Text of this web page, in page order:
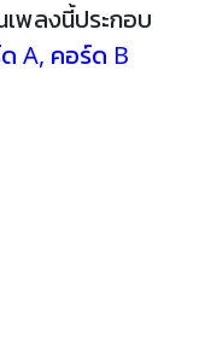
พลงนี้ประกอบ
A, คอร์ด B